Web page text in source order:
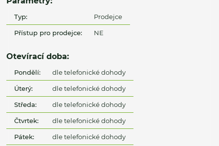
Typ: Prodejce
Přístup pro prodejce: NE
Otevírací doba:
Pondělí: dle telefonické dohody
Úterý: dle telefonické dohody
Středa: dle telefonické dohody
Čtvrtek: dle telefonické dohody
Pátek: dle telefonické dohody